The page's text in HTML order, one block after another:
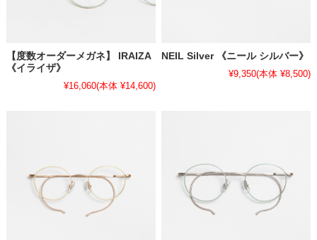
【度数オーダーメガネ】 IRAIZA
《イライザ》
¥16,060(本体 ¥14,600)
NEIL Silver 《ニール シルバー》
¥9,350(本体 ¥8,500)